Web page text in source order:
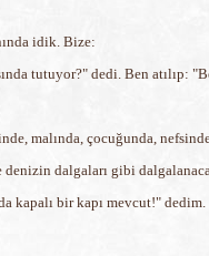
idik. Bize:
tutuyor?" dedi. Ben atılıp:
malında, çocuğunda,
dalgaları gibi
kapalı bir kapı mevcut!" dedim.